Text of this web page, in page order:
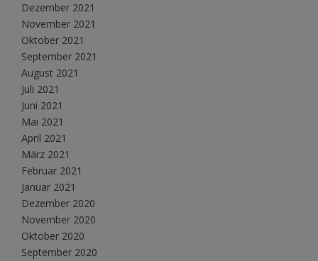
Dezember 2021
November 2021
Oktober 2021
September 2021
August 2021
Juli 2021
Juni 2021
Mai 2021
April 2021
März 2021
Februar 2021
Januar 2021
Dezember 2020
November 2020
Oktober 2020
September 2020